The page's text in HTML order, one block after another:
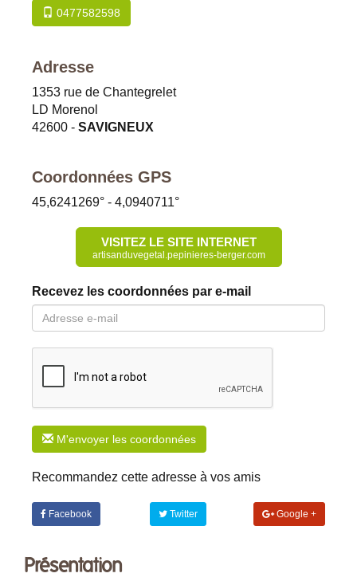
0477582598
Adresse
1353 rue de Chantegrelet
LD Morenol
42600 - SAVIGNEUX
Coordonnées GPS
45,6241269° - 4,0940711°
VISITEZ LE SITE INTERNET
artisanduvegetal.pepinieres-berger.com
Recevez les coordonnées par e-mail
M'envoyer les coordonnées
Recommandez cette adresse à vos amis
Facebook Twitter Google +
Présentation